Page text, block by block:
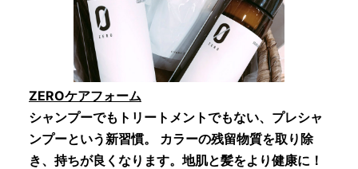
ZEROケアフォーム
シャンプーでもトリートメントでもない、プレシャ
ンプーという新習慣。 カラーの残留物質を取り除
き、持ちが良くなります。地肌と髪をより健康に！